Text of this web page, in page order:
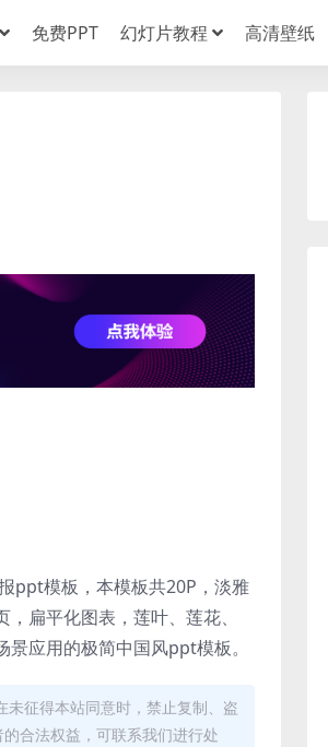
免费PPT 幻灯片教程 高清壁纸
ppt模板，本模板共20P，淡雅
扁平化图表，莲叶、莲花、
应用的极简中国风ppt模板。
征得本站同意时，禁止复制、盗
合法权益，可联系我们进行处